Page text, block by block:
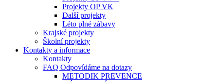
Projekty OP VK
Další projekty
Léto plné zábavy
Krajské projekty
Školní projekty
Kontakty a informace
Kontakty
FAQ Odpovídáme na dotazy
METODIK PREVENCE